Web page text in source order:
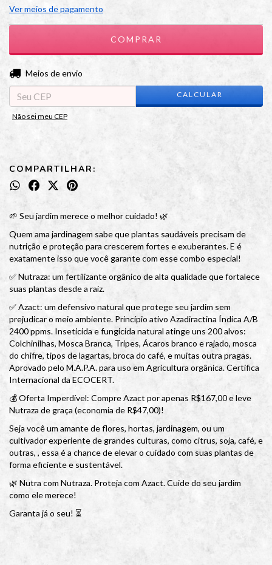
Ver meios de pagamento
Entregas para o CEP:
Meios de envio
CALCULAR
Não sei meu CEP
COMPARTILHAR:
🌱 Seu jardim merece o melhor cuidado! 🌿
Quem ama jardinagem sabe que plantas saudáveis precisam de
nutrição e proteção para crescerem fortes e exuberantes. E é
exatamente isso que você garante com esse combo especial!
✅ Nutraza: um fertilizante orgânico de alta qualidade que fortalece
suas plantas desde a raiz.
✅ Azact: um defensivo natural que protege seu jardim sem
prejudicar o meio ambiente. Princípio ativo Azadiractina Índica A/B
2400 ppms. Inseticida e fungicida natural atinge uns 200 alvos:
Colchinilhas, Mosca Branca, Tripes, Ácaros branco e rajado, mosca
do chifre, tipos de lagartas, broca do café, e muitas outra pragas.
Aprovado pelo M.A.P.A. para uso em Agricultura orgânica. Certifica
Internacional da ECOCERT.
💰 Oferta Imperdível: Compre Azact por apenas R$167,00 e leve
Nutraza de graça (economia de R$47,00)!
Seja você um amante de flores, hortas, jardinagem, ou um
cultivador experiente de grandes culturas, como citrus, soja, café, e
outras, , essa é a chance de elevar o cuidado com suas plantas de
forma eficiente e sustentável.
🌿 Nutra com Nutraza. Proteja com Azact. Cuide do seu jardim
como ele merece!
Garanta já o seu! ⏳